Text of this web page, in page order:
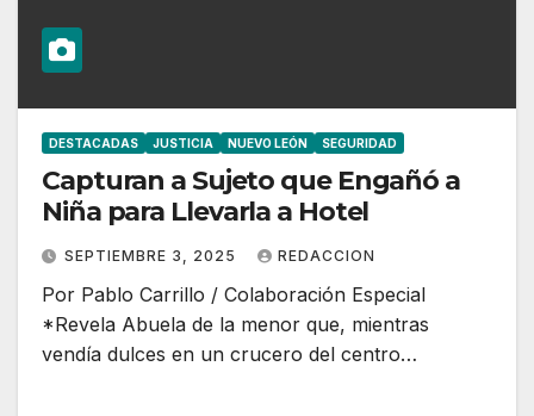
DESTACADAS JUSTICIA NUEVO LEÓN SEGURIDAD
Capturan a Sujeto que Engañó a
Niña para Llevarla a Hotel
SEPTIEMBRE 3, 2025 REDACCION
Por Pablo Carrillo / Colaboración Especial
*Revela Abuela de la menor que, mientras
vendía dulces en un crucero del centro…